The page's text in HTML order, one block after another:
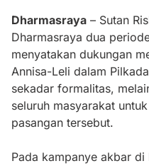
Dharmasraya – Sutan
Dharmasraya dua
menyatakan dukungan
Annisa-Leli dalam
sekadar formalitas,
seluruh masyarakat
pasangan tersebut.
Pada kampanye akbar